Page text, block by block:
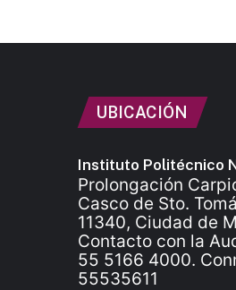
UBICACIÓN
Instituto Politécnico
Prolongación
Casco de Sto.
11340, Ciudad de
Contacto con la
55 5166 4000.
55535611